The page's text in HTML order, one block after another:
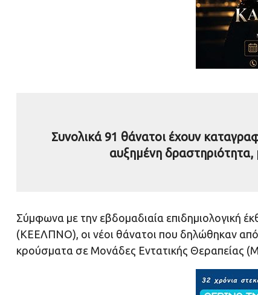
Συνολικά 91 θάνατοι έχουν
αυξημένη
Σύμφωνα με την εβδομαδιαία επιδημιολογική
(ΚΕΕΛΠΝΟ), οι νέοι θάνατοι που δηλώθηκαν από
κρούσματα σε Μονάδες Εντατικής Θεραπείας